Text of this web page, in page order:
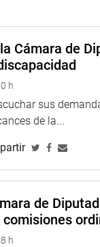
Cámara de
h
sus
de la...
de
h